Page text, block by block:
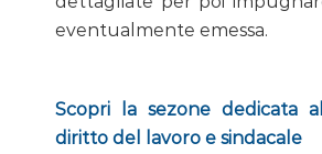
eventualmente emessa.
Scopri la sezone dedicata
diritto del lavoro e sindacale